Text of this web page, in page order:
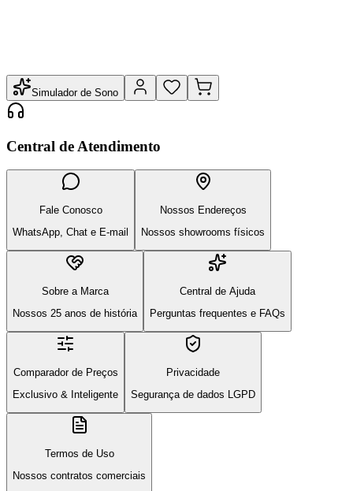
Simulador de Sono
Central de Atendimento
Fale Conosco
WhatsApp, Chat e E-mail
Nossos Endereços
Nossos showrooms físicos
Sobre a Marca
Nossos 25 anos de história
Central de Ajuda
Perguntas frequentes e FAQs
Comparador de Preços
Exclusivo & Inteligente
Privacidade
Segurança de dados LGPD
Termos de Uso
Nossos contratos comerciais